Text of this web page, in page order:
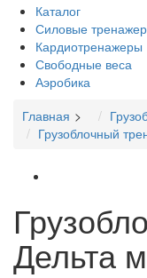
Каталог
Силовые
Кардиотренажеры
Свободные веса
Аэробика
Главная
Грузоблочный
Дельта